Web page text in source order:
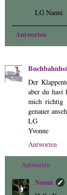
LG Nanni
Antworten
Der
aber du hast
mich richtig
genauer
LG
Yvonne
Antworten
Antworten
Nanni